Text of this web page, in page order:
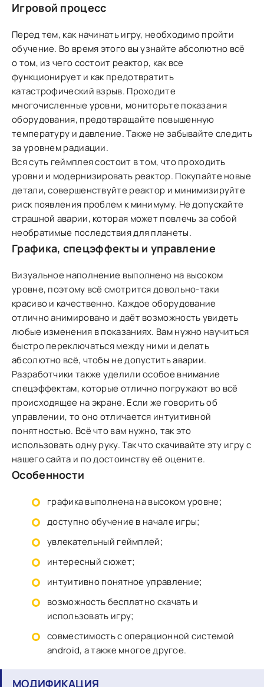
Игровой процесс
Перед тем, как начинать игру, необходимо пройти
обучение. Во время этого вы узнайте абсолютно всё
о том, из чего состоит реактор, как все
функционирует и как предотвратить
катастрофический взрыв. Проходите
многочисленные уровни, мониторьте показания
оборудования, предотвращайте повышенную
температуру и давление. Также не забывайте следить
за уровнем радиации.
Вся суть геймплея состоит в том, что проходить
уровни и модернизировать реактор. Покупайте новые
детали, совершенствуйте реактор и минимизируйте
риск появления проблем к минимуму. Не допускайте
страшной аварии, которая может повлечь за собой
необратимые последствия для планеты.
Графика, спецэффекты и управление
Визуальное наполнение выполнено на высоком
уровне, поэтому всё смотрится довольно-таки
красиво и качественно. Каждое оборудование
отлично анимировано и даёт возможность увидеть
любые изменения в показаниях. Вам нужно научиться
быстро переключаться между ними и делать
абсолютно всё, чтобы не допустить аварии.
Разработчики также уделили особое внимание
спецэффектам, которые отлично погружают во всё
происходящее на экране. Если же говорить об
управлении, то оно отличается интуитивной
понятностью. Всё что вам нужно, так это
использовать одну руку. Так что скачивайте эту игру с
нашего сайта и по достоинству её оцените.
Особенности
графика выполнена на высоком уровне;
доступно обучение в начале игры;
увлекательный геймплей;
интересный сюжет;
интуитивно понятное управление;
возможность бесплатно скачать и
использовать игру;
совместимость с операционной системой
android, а также многое другое.
МОДИФИКАЦИЯ